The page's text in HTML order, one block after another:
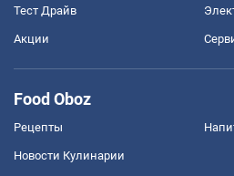
Тест Драйв
Акции
Food Oboz
Рецепты
Новости Кулинарии